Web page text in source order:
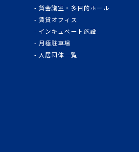
貸会議室・多目的ホール
賃貸オフィス
インキュベート施設
月極駐車場
入居団体一覧